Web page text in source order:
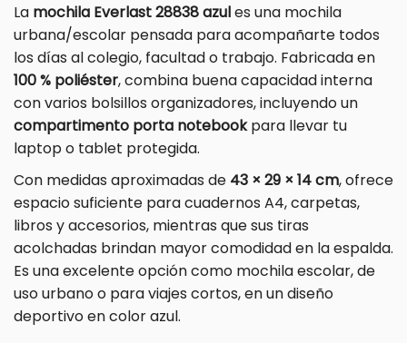
La mochila Everlast 28838 azules una mochila
urbana/escolar pensada para acompañarte todos
los días al colegio, facultad o trabajo. Fabricada en
100 % poliéster, combina buena capacidad interna
con varios bolsillos organizadores, incluyendo un
compartimento porta notebookpara llevar tu
laptop o tablet protegida.
Con medidas aproximadas de 43 × 29 × 14 cm, ofrece
espacio suficiente para cuadernos A4, carpetas,
libros y accesorios, mientras que sus tiras
acolchadas brindan mayor comodidad en la espalda.
Es una excelente opción como mochila escolar, de
uso urbano o para viajes cortos, en un diseño
deportivo en color azul.